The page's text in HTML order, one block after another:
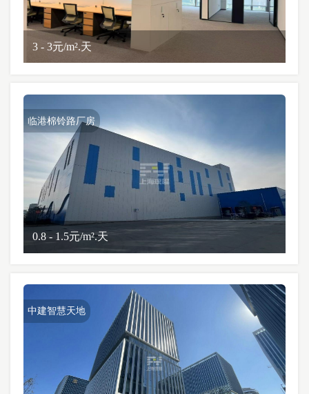
3 - 3元/m².天
临港棉铃路厂房
0.8 - 1.5元/m².天
中建智慧天地